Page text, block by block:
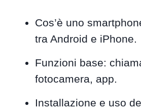
Cos’è uno
tra Android e iPhone.
Funzioni base:
fotocamera, app.
Installazione e uso